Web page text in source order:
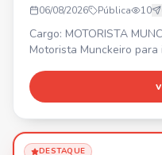
06/08/2026 Pública 10
Cargo: MOTORISTA MUNCKEIRO Estamos
Motorista Munckeiro
Disponibilidade para
operador Benefícios: • 💰 Vale alimentação R$ 620,60 •
DESTAQUE